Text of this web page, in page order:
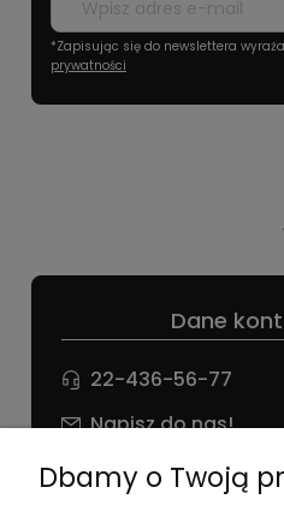
*Zapisując się do newslettera
prywatności
Dane
22-436-56-77
Napisz do nas!
NIP: 826 186 42 29
Dbamy o Twoją